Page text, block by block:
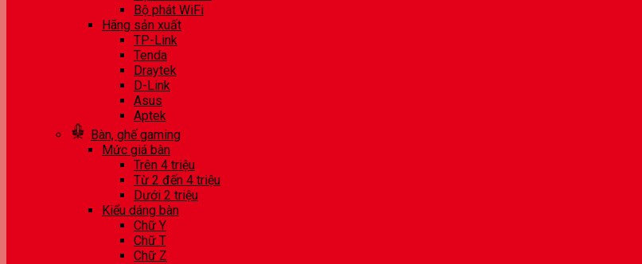
Bộ phát WiFi
Hãng sản xuất
TP-Link
Tenda
Draytek
D-Link
Asus
Aptek
Bàn, ghế gaming
Mức giá bàn
Trên 4 triệu
Từ 2 đến 4 triệu
Dưới 2 triệu
Kiểu dáng bàn
Chữ Y
Chữ T
Chữ Z